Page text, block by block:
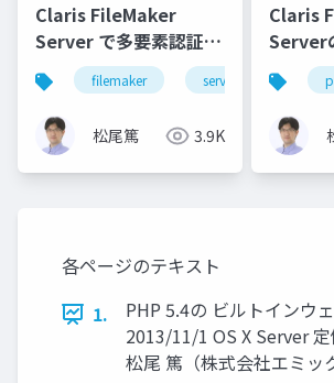
Claris FileMaker
Server で多要素認証を
導入するには
filemaker server
松尾篤 3.9K
Claris
Server
る
各ページのテキスト
1.
PHP 5.4の ビルトインウ
2013/11/1 OS X Server
松尾 篤（株式会社エミッ